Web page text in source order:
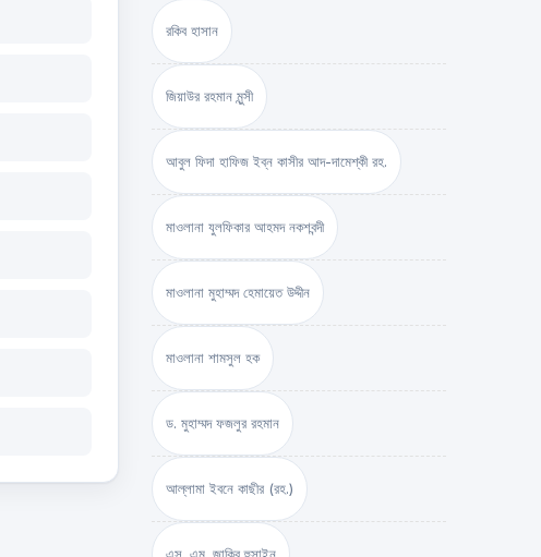
রকিব হাসান
জিয়াউর রহমান মুন্সী
আবুল ফিদা হাফিজ ইব্‌ন কাসীর আদ-দামেশ্‌কী রহ.
মাওলানা যুলফিকার আহমদ নকশবন্দী
মাওলানা মুহাম্মদ হেমায়েত উদ্দীন
মাওলানা শামসুল হক
ড. মুহাম্মদ ফজলুর রহমান
আল্লামা ইবনে কাছীর (রহ.)